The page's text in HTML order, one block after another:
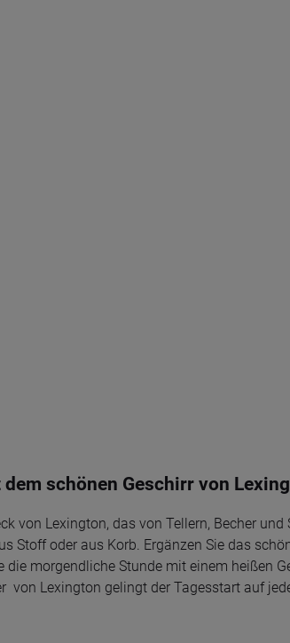
dem schönen Geschirr von
von Lexington, das von Tellern, Becher
Stoff oder aus Korb. Ergänzen Sie das
morgendliche Stunde mit einem heißen
von Lexington gelingt der Tagesstart auf